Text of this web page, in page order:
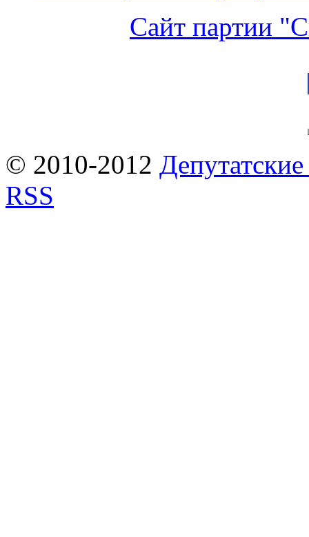
Сайт партии
© 2010-2012
RSS